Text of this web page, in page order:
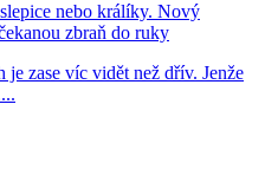
nebo králíky. Nový
zbraň do ruky
zase víc vidět než dřív. Jenže